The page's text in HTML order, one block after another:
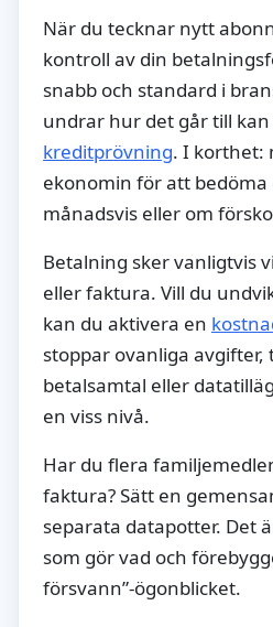
När du tecknar nytt
kontroll av din
snabb och standard i
undrar hur det går till kan
kreditprövning. I korthet:
ekonomin för att bedöma
månadsvis eller om
Betalning sker vanligtvis
eller faktura. Vill du
kan du aktivera en
stoppar ovanliga avgifter,
betalsamtal eller
en viss nivå.
Har du flera
faktura? Sätt en
separata datapotter. Det
som gör vad och
försvann”-ögonblicket.